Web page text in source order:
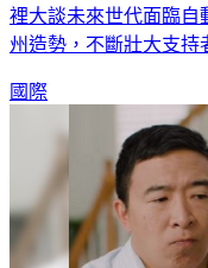
裡大談未來世代面臨自
州造勢，不斷壯大支持
國際